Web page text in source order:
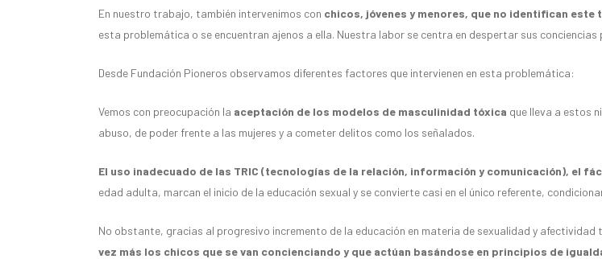
En nuestro trabajo, también intervenimos con chicos, jóvenes y menores, que no identifican este
esta problemática o se encuentran ajenos a ella. Nuestra labor se centra en despertar sus
Desde Fundación Pioneros observamos diferentes factores que intervienen en esta problemática:
Vemos con preocupación la aceptación de los modelos de masculinidad tóxica que lleva a estos
abuso, de poder frente a las mujeres y a cometer delitos como los señalados.
El uso inadecuado de las TRIC (tecnologías de la relación, información y comunicación), el
edad adulta, marcan el inicio de la educación sexual y se convierte casi en el único referente,
No obstante, gracias al progresivo incremento de la educación en materia de sexualidad y
vez más los chicos que se van concienciando y que actúan basándose en principios de